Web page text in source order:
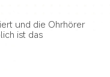
und die Ohrhörer
ist das